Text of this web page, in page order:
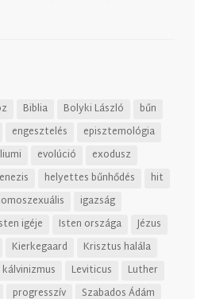
Biblia Bolyki László
bűn
engesztelés
episztemológia
evolúció
exodusz
helyettes bűnhődés
hit
igazság
igéje Isten országa
Jézus
Kierkegaard
Krisztus halála
kálvinizmus Leviticus
Luther
progresszív Szabados Ádám